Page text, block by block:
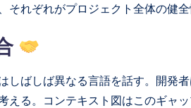
れぞれがプロジェクト全体の健全
しばしば異なる言語を話す。開発
える。コンテキスト図はこのギャ